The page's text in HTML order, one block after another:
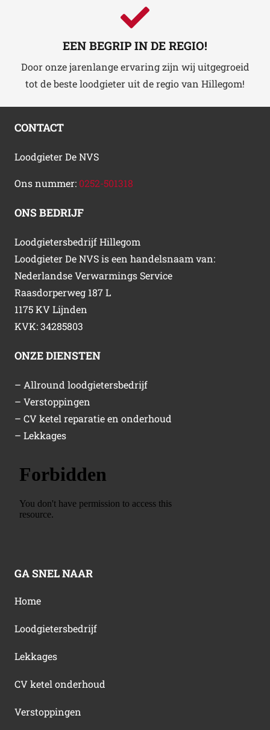
EEN BEGRIP IN DE REGIO!
Door onze jarenlange ervaring zijn wij uitgegroeid
tot de beste loodgieter uit de regio van Hillegom!
CONTACT
Loodgieter De NVS
Ons nummer: 0252-501318
ONS BEDRIJF
Loodgietersbedrijf Hillegom
Loodgieter De NVS is een handelsnaam van:
Nederlandse Verwarmings Service
Raasdorperweg 187 L
1175 KV Lijnden
KVK: 34285803
ONZE DIENSTEN
– Allround loodgietersbedrijf
– Verstoppingen
– CV ketel reparatie en onderhoud
– Lekkages
GA SNEL NAAR
Home
Loodgietersbedrijf
Lekkages
CV ketel onderhoud
Verstoppingen